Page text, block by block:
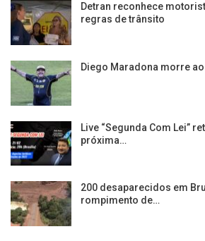
Detran reconhece
regras de trânsito
Diego Maradona morre
Live “Segunda Com Lei”
próxima…
200 desaparecidos em
rompimento de…